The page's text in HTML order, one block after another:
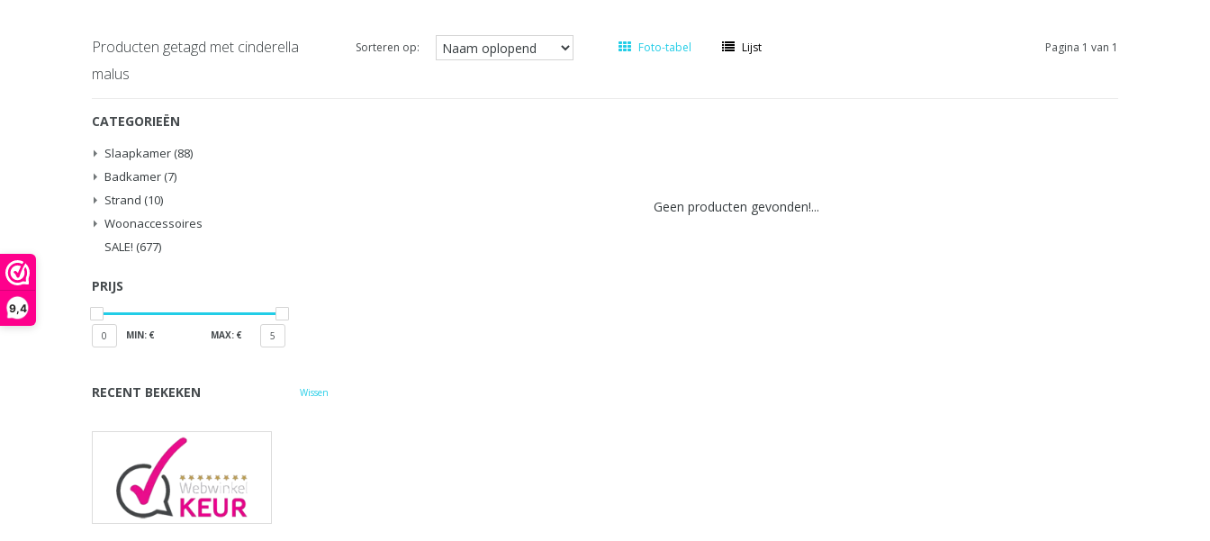
9,4
Producten getagd met cinderella
malus
Sorteren op: Foto-tabel Lijst Pagina 1 van 1
CATEGORIEËN
Slaapkamer (88)
Badkamer (7)
Strand (10)
Woonaccessoires
SALE! (677)
PRIJS
0 MIN: € MAX: € 5
RECENT BEKEKEN Wissen
Geen producten gevonden!...